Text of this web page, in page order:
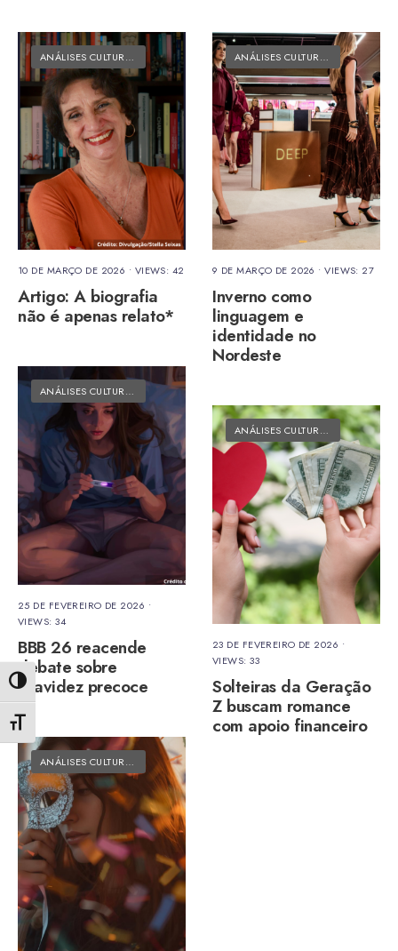
Alternar alto contraste
Alternar tamanho da fonte
ANÁLISES CULTURAIS MATÉRIAS DO FOLK
10 DE MARÇO DE 2026 • VIEWS: 42
Artigo: A biografia
não é apenas relato*
ANÁLISES CULTURAIS •MATÉRIAS
9 DE MARÇO DE 2026 •VIEWS: 27
Inverno como
linguagem e
identidade no
Nordeste
ANÁLISES CULTURAIS MATÉRIAS DO FOLK
25 DE FEVEREIRO DE 2026 •
VIEWS: 34
BBB 26 reacende
debate sobre
gravidez precoce
ANÁLISES CULTURAIS •MATÉRIAS
23 DE FEVEREIRO DE 2026 •
VIEWS: 33
Solteiras da Geração
Z buscam romance
com apoio financeiro
ANÁLISES CULTURAIS MATÉRIAS DO FOLK